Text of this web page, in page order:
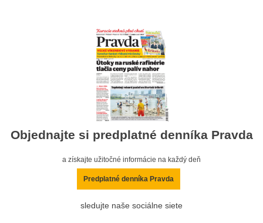
Objednajte si predplatné denníka Pravda
a získajte užitočné informácie na každý deň
Predplatné denníka Pravda
sledujte naše sociálne siete